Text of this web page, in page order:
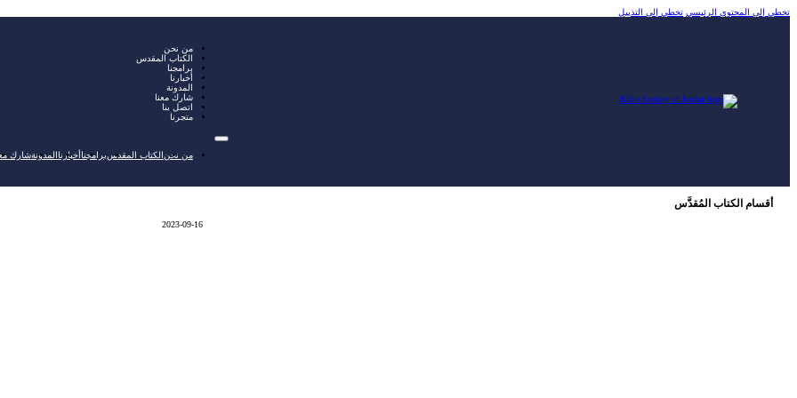
تخطي إلى المحتوى الرئيسي تخطي إلى التذييل
من نحن
الكتاب المقدس
برامجنا
أخبارنا
المدونة
شارك معنا
اتصل بنا
متجرنا
من نحنالكتاب المقدسبرامجنا أخبارناالمدونةشارك
أقسام الكتاب المُقدَّس
2023-09-16